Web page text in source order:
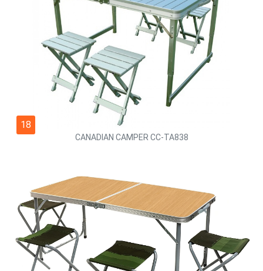
18
CANADIAN CAMPER CC-TA838